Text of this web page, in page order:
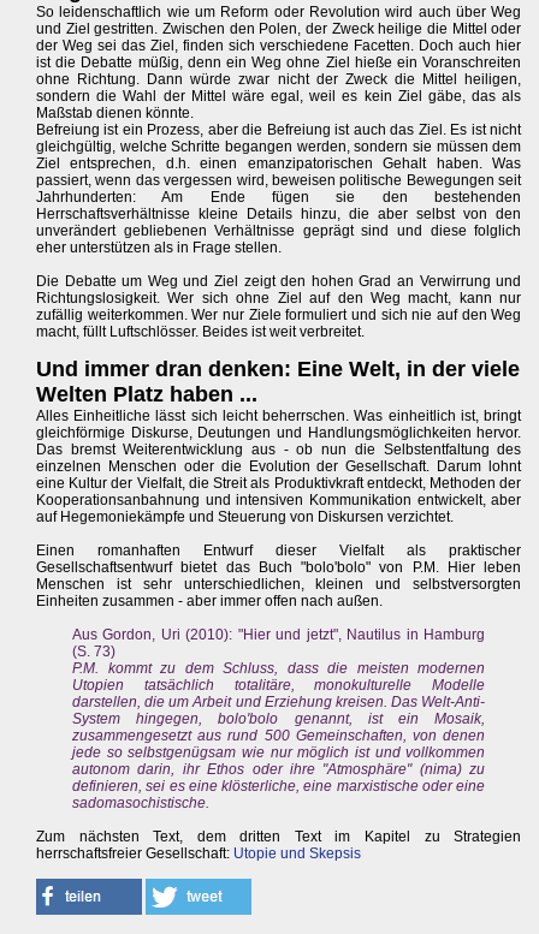
So leidenschaftlich wie um Reform oder Revolution wird auch über Weg
und Ziel gestritten. Zwischen den Polen, der Zweck heilige die Mittel oder
der Weg sei das Ziel, finden sich verschiedene Facetten. Doch auch hier
ist die Debatte müßig, denn ein Weg ohne Ziel hieße ein Voranschreiten
ohne Richtung. Dann würde zwar nicht der Zweck die Mittel heiligen,
sondern die Wahl der Mittel wäre egal, weil es kein Ziel gäbe, das als
Maßstab dienen könnte.
Befreiung ist ein Prozess, aber die Befreiung ist auch das Ziel. Es ist nicht
gleichgültig, welche Schritte begangen werden, sondern sie müssen dem
Ziel entsprechen, d.h. einen emanzipatorischen Gehalt haben. Was
passiert, wenn das vergessen wird, beweisen politische Bewegungen seit
Jahrhunderten: Am Ende fügen sie den bestehenden
Herrschaftsverhältnisse kleine Details hinzu, die aber selbst von den
unverändert gebliebenen Verhältnisse geprägt sind und diese folglich
eher unterstützen als in Frage stellen.
Die Debatte um Weg und Ziel zeigt den hohen Grad an Verwirrung und
Richtungslosigkeit. Wer sich ohne Ziel auf den Weg macht, kann nur
zufällig weiterkommen. Wer nur Ziele formuliert und sich nie auf den Weg
macht, füllt Luftschlösser. Beides ist weit verbreitet.
Und immer dran denken: Eine Welt, in der viele
Welten Platz haben ...
Alles Einheitliche lässt sich leicht beherrschen. Was einheitlich ist, bringt
gleichförmige Diskurse, Deutungen und Handlungsmöglichkeiten hervor.
Das bremst Weiterentwicklung aus - ob nun die Selbstentfaltung des
einzelnen Menschen oder die Evolution der Gesellschaft. Darum lohnt
eine Kultur der Vielfalt, die Streit als Produktivkraft entdeckt, Methoden der
Kooperationsanbahnung und intensiven Kommunikation entwickelt, aber
auf Hegemoniekämpfe und Steuerung von Diskursen verzichtet.
Einen romanhaften Entwurf dieser Vielfalt als praktischer
Gesellschaftsentwurf bietet das Buch "bolo'bolo" von P.M. Hier leben
Menschen ist sehr unterschiedlichen, kleinen und selbstversorgten
Einheiten zusammen - aber immer offen nach außen.
Aus Gordon, Uri (2010): "Hier und jetzt", Nautilus in Hamburg
(S. 73)
P.M. kommt zu dem Schluss, dass die meisten modernen
Utopien tatsächlich totalitäre, monokulturelle Modelle
darstellen, die um Arbeit und Erziehung kreisen. Das Welt-Anti-
System hingegen, bolo'bolo genannt, ist ein Mosaik,
zusammengesetzt aus rund 500 Gemeinschaften, von denen
jede so selbstgenügsam wie nur möglich ist und vollkommen
autonom darin, ihr Ethos oder ihre "Atmosphäre" (nima) zu
definieren, sei es eine klösterliche, eine marxistische oder eine
sadomasochistische.
Zum nächsten Text, dem dritten Text im Kapitel zu Strategien
herrschaftsfreier Gesellschaft: Utopie und Skepsis